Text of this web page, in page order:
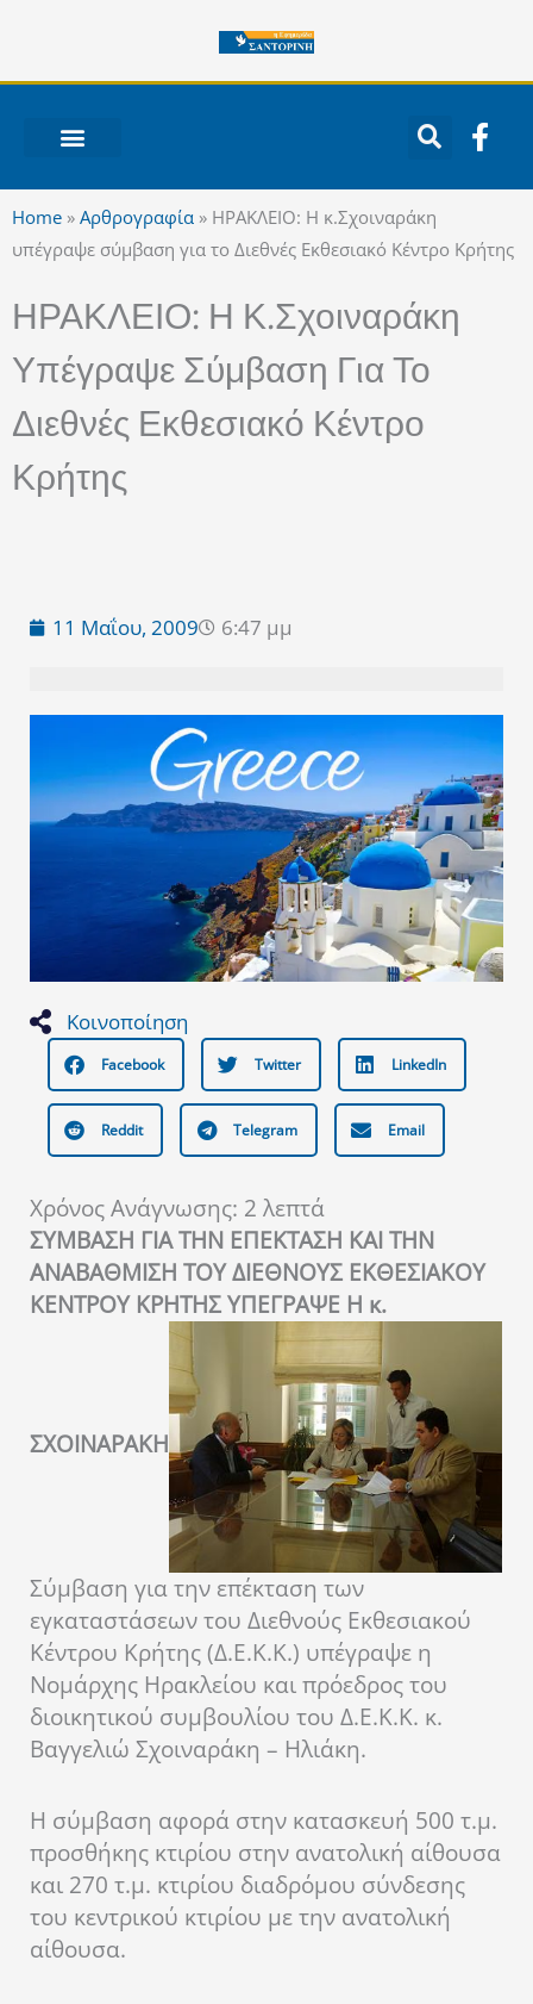
περιεχόμενο
F
a
b
o
Home » Αρθρογραφία » ΗΡΑΚΛΕΙΟ: Η κ.Σχοιναράκη
υπέγραψε σύμβαση για το Διεθνές Εκθεσιακό Κέντρο Κρήτης
ΗΡΑΚΛΕΙΟ: Η Κ.Σχοιναράκη
Υπέγραψε Σύμβαση Για Το
Διεθνές Εκθεσιακό Κέντρο
Κρήτης
11 Μαΐου, 2009 6:47 μμ
Κοινοποίηση
Facebook Twitter LinkedIn
Reddit Telegram Email
Χρόνος Ανάγνωσης: 2 λεπτά
ΣΥΜΒΑΣΗ ΓΙΑ ΤΗΝ ΕΠΕΚΤΑΣΗ ΚΑΙ ΤΗΝ
ΑΝΑΒΑΘΜΙΣΗ ΤΟΥ ΔΙΕΘΝΟΥΣ ΕΚΘΕΣΙΑΚΟΥ
ΚΕΝΤΡΟΥ ΚΡΗΤΗΣ ΥΠΕΓΡΑΨΕ Η κ.
ΣΧΟΙΝΑΡΑΚΗ
Σύμβαση για την επέκταση των
εγκαταστάσεων του Διεθνούς Εκθεσιακού
Κέντρου Κρήτης (Δ.Ε.Κ.Κ.) υπέγραψε η
Νομάρχης Ηρακλείου και πρόεδρος του
διοικητικού συμβουλίου του Δ.Ε.Κ.Κ. κ.
Βαγγελιώ Σχοιναράκη – Ηλιάκη.
Η σύμβαση αφορά στην κατασκευή 500 τ.μ.
προσθήκης κτιρίου στην ανατολική αίθουσα
και 270 τ.μ. κτιρίου διαδρόμου σύνδεσης
του κεντρικού κτιρίου με την ανατολική
αίθουσα.